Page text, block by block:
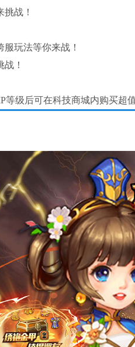
战！
玩法等你来战！
！
等级后可在科技商城内购买超